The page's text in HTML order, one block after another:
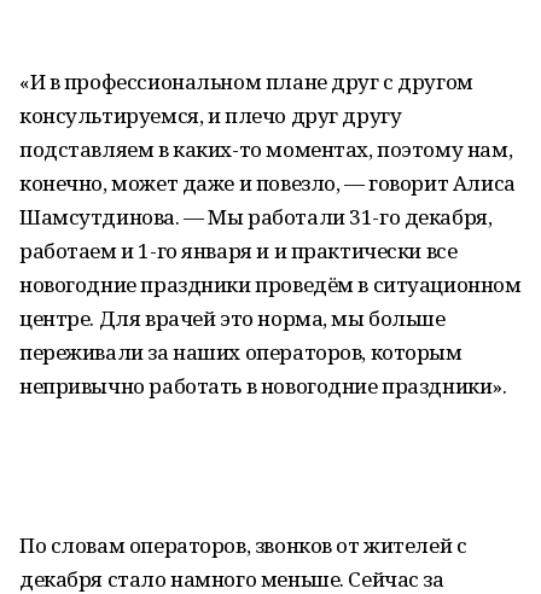
«И в профессиональном плане друг с другом
консультируемся, и плечо друг другу
подставляем в каких-то моментах, поэтому нам,
конечно, может даже и повезло, — говорит Алиса
Шамсутдинова. — Мы работали 31-го декабря,
работаем и 1-го января и и практически все
новогодние праздники проведём в ситуационном
центре. Для врачей это норма, мы больше
переживали за наших операторов, которым
непривычно работать в новогодние праздники».
По словам операторов, звонков от жителей с
декабря стало намного меньше. Сейчас за